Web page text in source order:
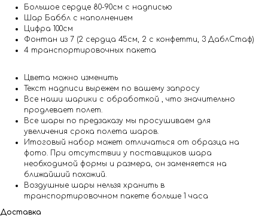
Большое сердце 80-90см с надписью
Шар Баббл с наполнением
Цифра 100см
Фонтан из 7 (2 сердца 45см, 2 с конфетти, 3 ДаблСтаф)
4 транспортировочных пакета
Цвета можно изменить
Текст надписи вырежем по вашему запросу
Все наши шарики с обработкой , что значительно
продлевает полет.
Все шары по предзаказу мы просушиваем для
увеличения срока полета шаров.
Итоговый набор может отличаться от образца на
фото. При отсутствии у поставщиков шара
необходимой формы и размера, он заменяется на
ближайший похожий.
Воздушные шары нельзя хранить в
транспортировочном пакете больше 1 часа
Доставка